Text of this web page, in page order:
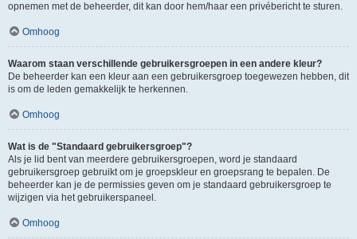
opnemen met de beheerder, dit kan door hem/haar een privébericht te sturen.
Omhoog
Waarom staan verschillende gebruikersgroepen in een andere kleur?
De beheerder kan een kleur aan een gebruikersgroep toegewezen hebben, dit
is om de leden gemakkelijk te herkennen.
Omhoog
Wat is de "Standaard gebruikersgroep"?
Als je lid bent van meerdere gebruikersgroepen, word je standaard
gebruikersgroep gebruikt om je groepskleur en groepsrang te bepalen. De
beheerder kan je de permissies geven om je standaard gebruikersgroep te
wijzigen via het gebruikerspaneel.
Omhoog